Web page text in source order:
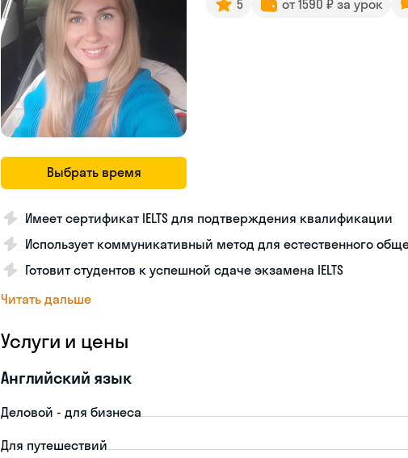
Выбрать время
5 от 1590 ₽ за урок
Имеет сертификат IELTS для подтверждения квалификации
Использует коммуникативный метод для естественного
Готовит студентов к успешной сдаче экзамена IELTS
Читать дальше
Услуги и цены
Английский язык
Деловой - для бизнеса
Для путешествий